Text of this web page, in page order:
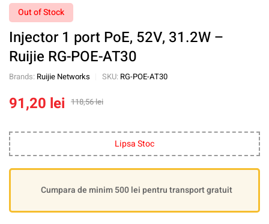
Out of Stock
Injector 1 port PoE, 52V, 31.2W –
Ruijie RG-POE-AT30
Brands: Ruijie Networks SKU: RG-POE-AT30
118,56lei
91,20 lei
Lipsa Stoc
Cumpara de minim 500 lei pentru transport gratuit